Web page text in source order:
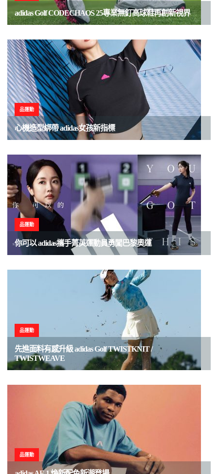
adidas Golf CODECHAOS 25專業無釘高球鞋再創新視界
品運動
心機造型綁帶 adidas女孩新指標
品運動
你可以 adidas攜手菁英運動員勇闖巴黎奧運
品運動
先進面料有感升級 adidas Golf TWISTKNIT /
TWISTWEAVE
品運動